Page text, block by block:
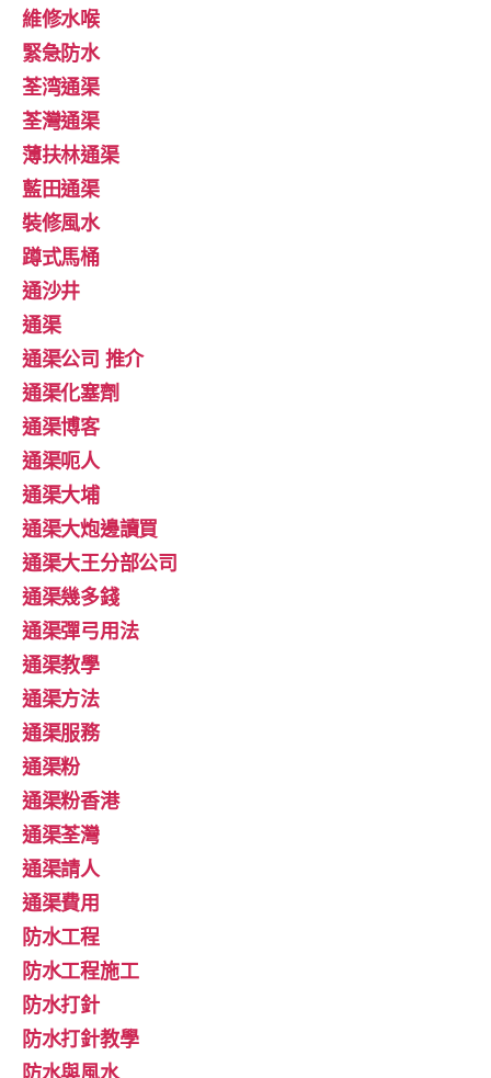
維修水喉
緊急防水
荃湾通渠
荃灣通渠
薄扶林通渠
藍田通渠
裝修風水
蹲式馬桶
通沙井
通渠
通渠公司 推介
通渠化塞劑
通渠博客
通渠呃人
通渠大埔
通渠大炮邊讀買
通渠大王分部公司
通渠幾多錢
通渠彈弓用法
通渠教學
通渠方法
通渠服務
通渠粉
通渠粉香港
通渠荃灣
通渠請人
通渠費用
防水工程
防水工程施工
防水打針
防水打針教學